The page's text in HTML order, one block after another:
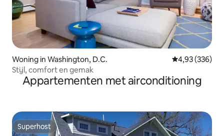
Woning in Washington, D.C. Gemiddelde
4,93 (336)
Stijl, comfort en gemak
Appartementen met airconditioning
Superhost
Superhost